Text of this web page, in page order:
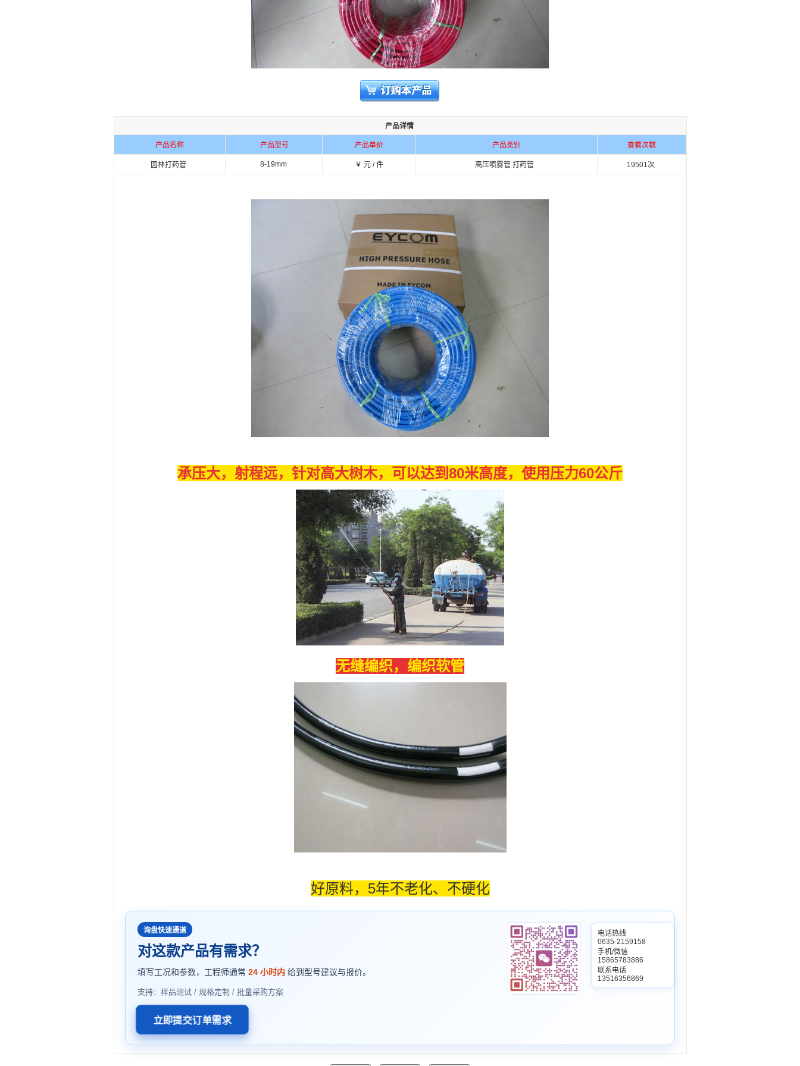
产品详情
产品名称 产品型号 产品单价 产品类别 查看次数
园林打药管 8-19mm ￥ 元 / 件 高压喷雾管 打药管 19501次
承压大，射程远，针对高大树木，可以达到80米高度，使用压力60公斤
无缝编织，编织软管
好原料，5年不老化、不硬化
询盘快速通道
对这款产品有需求？
填写工况和参数，工程师通常 24 小时内 给到型号建议与报价。
支持：样品测试 / 规格定制 / 批量采购方案
立即提交订单需求
电话热线
0635-2159158
手机/微信
15865783886
联系电话
13516356869